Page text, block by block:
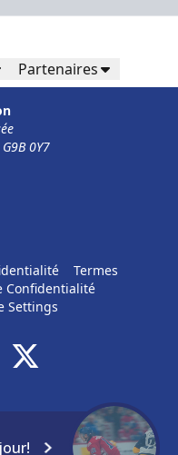
Partenaires
0Y7
Termes
Confidentialité
Settings